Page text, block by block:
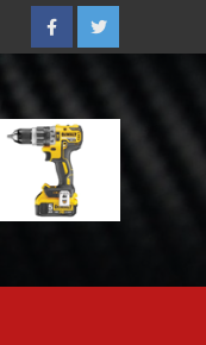
FacebookTwitter